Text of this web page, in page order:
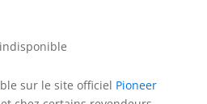
sur le site officiel Pioneer